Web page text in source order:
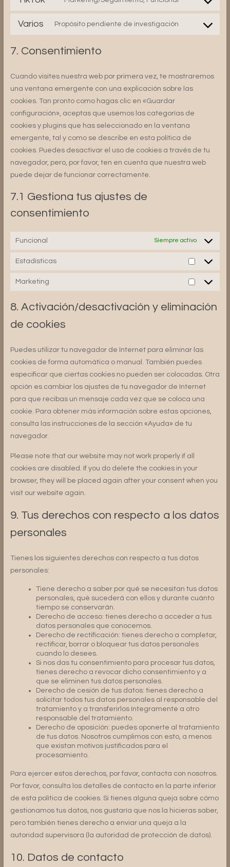
whatsapp
Consent
to
service
tiktok
Varios Propósito pendiente de investigación
Consent
7. Consentimiento
Cuando visites nuestra web por primera vez, te mostraremos
una ventana emergente con una explicación sobre las
cookies. Tan pronto como hagas clic en «Guardar
configuración», aceptas que usemos las categorías de
cookies y plugins que has seleccionado en la ventana
emergente, tal y como se describe en esta política de
cookies. Puedes desactivar el uso de cookies a través de tu
navegador, pero, por favor, ten en cuenta que nuestra web
puede dejar de funcionar correctamente.
7.1 Gestiona tus ajustes de
consentimiento
Funcional Siempre activo
Estadísticas
Marketing
Marketing
8. Activación/desactivación y eliminación
de cookies
Puedes utilizar tu navegador de Internet para eliminar las
cookies de forma automática o manual. También puedes
especificar que ciertas cookies no pueden ser colocadas. Otra
opción es cambiar los ajustes de tu navegador de Internet
para que recibas un mensaje cada vez que se coloca una
cookie. Para obtener más información sobre estas opciones,
consulta las instrucciones de la sección «Ayuda» de tu
navegador.
Please note that our website may not work properly if all
cookies are disabled. If you do delete the cookies in your
browser, they will be placed again after your consent when you
visit our website again.
9. Tus derechos con respecto a los datos
personales
Tienes los siguientes derechos con respecto a tus datos
personales:
Tiene derecho a saber por qué se necesitan tus datos
personales, qué sucederá con ellos y durante cuánto
tiempo se conservarán.
Derecho de acceso: tienes derecho a acceder a tus
datos personales que conocemos.
Derecho de rectificación: tienes derecho a completar,
rectificar, borrar o bloquear tus datos personales
cuando lo desees.
Si nos das tu consentimiento para procesar tus datos,
tienes derecho a revocar dicho consentimiento y a
que se eliminen tus datos personales.
Derecho de cesión de tus datos: tienes derecho a
solicitar todos tus datos personales al responsable del
tratamiento y a transferirlos íntegramente a otro
responsable del tratamiento.
Derecho de oposición: puedes oponerte al tratamiento
de tus datos. Nosotros cumplimos con esto, a menos
que existan motivos justificados para el
procesamiento.
Para ejercer estos derechos, por favor, contacta con nosotros.
Por favor, consulta los detalles de contacto en la parte inferior
de esta política de cookies. Si tienes alguna queja sobre cómo
gestionamos tus datos, nos gustaría que nos la hicieras saber,
pero también tienes derecho a enviar una queja a la
autoridad supervisora (la autoridad de protección de datos).
10. Datos de contacto